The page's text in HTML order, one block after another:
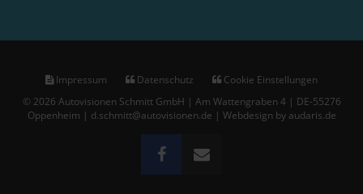
Impressum Datenschutz
Cookie Einstellungen
© 2026 Autovisionen Schmitt GmbH | Am Wattengraben 4 | DE-55276
Oppenheim | d.schmitt@autovisionen.de | Webdesign by audaris.de